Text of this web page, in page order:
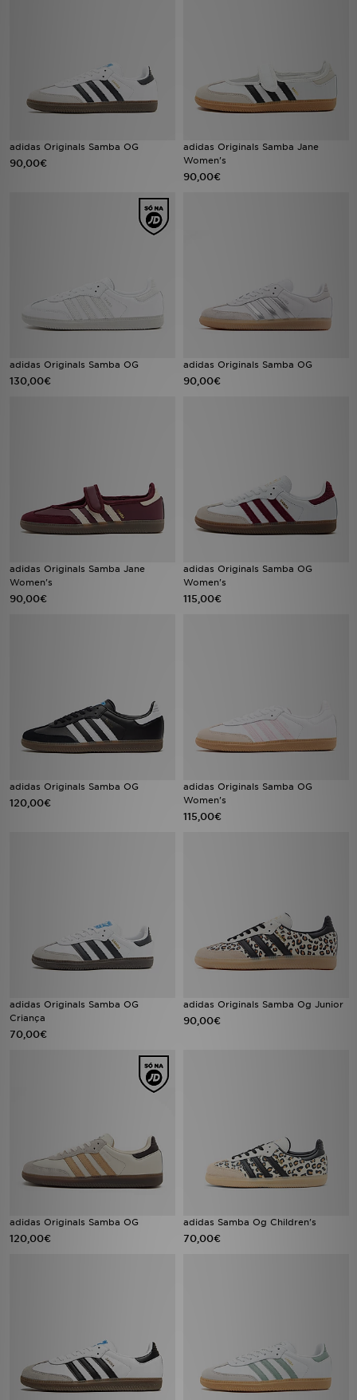
adidas Originals Samba OG
90,00€
adidas Originals Samba Jane
Women's
90,00€
adidas Originals Samba OG
130,00€
adidas Originals Samba OG
90,00€
adidas Originals Samba Jane
Women's
90,00€
adidas Originals Samba OG
Women's
115,00€
adidas Originals Samba OG
120,00€
adidas Originals Samba OG
Women's
115,00€
adidas Originals Samba OG
Criança
70,00€
adidas Originals Samba Og Junior
90,00€
adidas Originals Samba OG
120,00€
adidas Samba Og Children's
70,00€
MY JD
BLOG
ESTADO DO TEU PEDIDO
FAZ DOWNLOAD DA APP
TRABALHA CONNOSCO
FAQs